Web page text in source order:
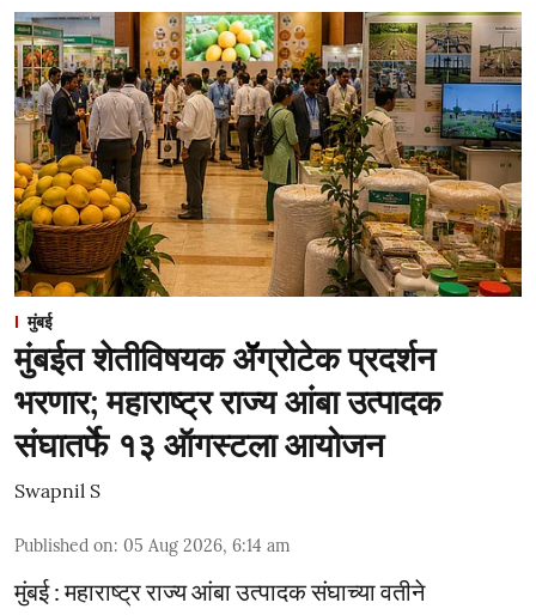
मुंबई
मुंबईत शेतीविषयक ॲॅग्रोटेक प्रदर्शन
भरणार; महाराष्ट्र राज्य आंबा उत्पादक
संघातर्फे १३ ऑगस्टला आयोजन
Swapnil S
Published on: 05 Aug 2026, 6:14 am
मुंबई : महाराष्ट्र राज्य आंबा उत्पादक संघाच्या वतीने